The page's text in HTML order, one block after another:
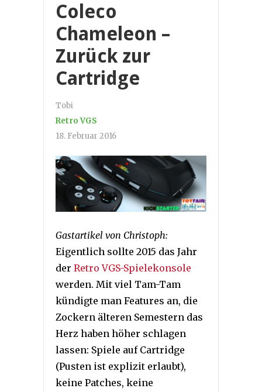
Coleco
Chameleon –
Zurück zur
Cartridge
Tobi
Retro VGS
18. Februar 2016
Gastartikel von Christoph:
Eigentlich sollte 2015 das Jahr
der Retro VGS-Spielekonsole
werden. Mit viel Tam-Tam
kündigte man Features an, die
Zockern älteren Semestern das
Herz haben höher schlagen
lassen: Spiele auf Cartridge
(Pusten ist explizit erlaubt),
keine Patches, keine